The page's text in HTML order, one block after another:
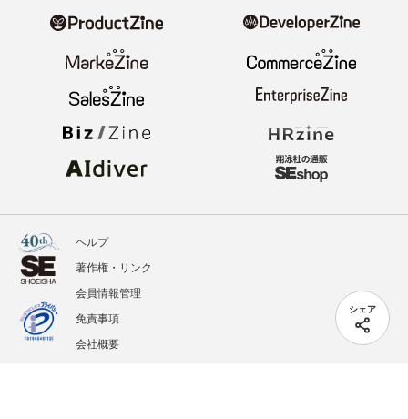
シェア
ヘルプ
著作権・リンク
会員情報管理
免責事項
会社概要